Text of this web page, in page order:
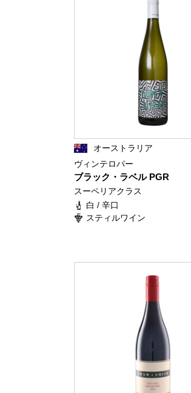
オーストラリア
ヴィンテロパー
ブラック・ラベル PGR
スーペリアクラス
白 / 辛口
スティルワイン